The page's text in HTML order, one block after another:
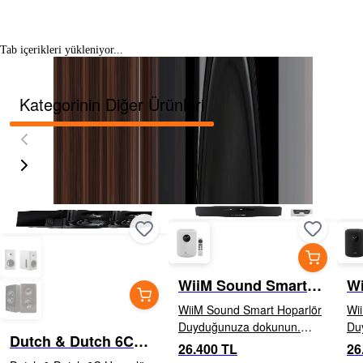
Tab içerikleri yükleniyor...
Kategorinin Diğer Ürünleri
Dutch & Dutch 6C
WiiM Sound Smart
Hoparlör Black
WiiM Sound Smart Hoparlör
Duyduğunuza dokunun.
100W güçlü çıkış Zengin ve
26.400 TL